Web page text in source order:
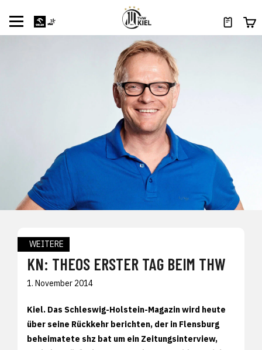
WEITERE
KN: THEOS ERSTER TAG BEIM THW
1. November 2014
Kiel. Das Schleswig-Holstein-Magazin wird heute
über seine Rückkehr berichten, der in Flensburg
beheimatete shz bat um ein Zeitungsinterview,